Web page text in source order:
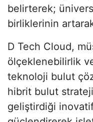
belirterek;
birliklerinin
D Tech Cloud,
ölçeklenebilirlik
teknoloji bulut
hibrit bulut
geliştirdiği